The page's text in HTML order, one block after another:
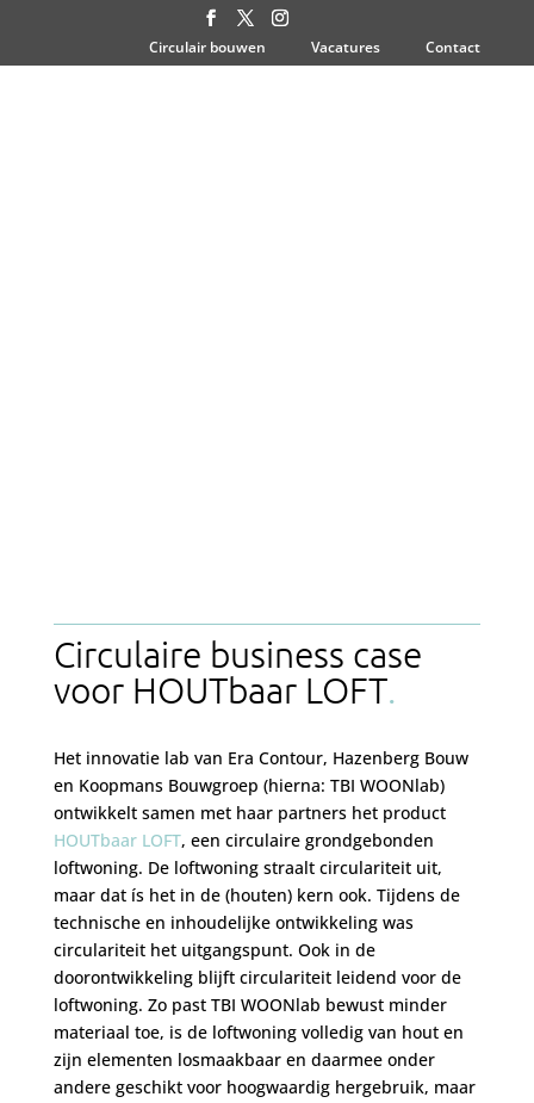
Circulair bouwen Vacatures Contact
Circulaire business case
voor HOUTbaar LOFT
Het innovatie lab van Era Contour, Hazenberg Bouw
en Koopmans Bouwgroep (hierna: TBI WOONlab)
ontwikkelt samen met haar partners het product
HOUTbaar LOFT, een circulaire grondgebonden
loftwoning. De loftwoning straalt circulariteit uit,
maar dat ís het in de (houten) kern ook. Tijdens de
technische en inhoudelijke ontwikkeling was
circulariteit het uitgangspunt. Ook in de
doorontwikkeling blijft circulariteit leidend voor de
loftwoning. Zo past TBI WOONlab bewust minder
materiaal toe, is de loftwoning volledig van hout en
zijn elementen losmaakbaar en daarmee onder
andere geschikt voor hoogwaardig hergebruik, maar